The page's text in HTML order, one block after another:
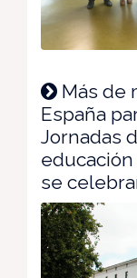
Más de
España
Jornadas
se